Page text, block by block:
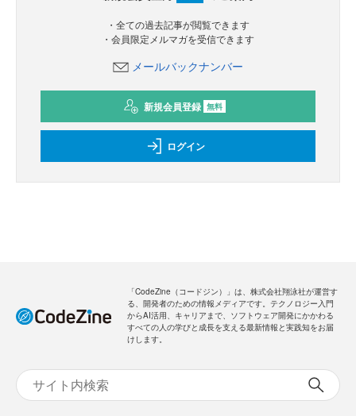
・全ての過去記事が閲覧できます
・会員限定メルマガを受信できます
メールバックナンバー
新規会員登録 無料
ログイン
「CodeZine（コードジン）」は、株式会社翔泳社が運営す
る、開発者のための情報メディアです。テクノロジー入門
からAI活用、キャリアまで、ソフトウェア開発にかかわる
すべての人の学びと成長を支える最新情報と実践知をお届
けします。